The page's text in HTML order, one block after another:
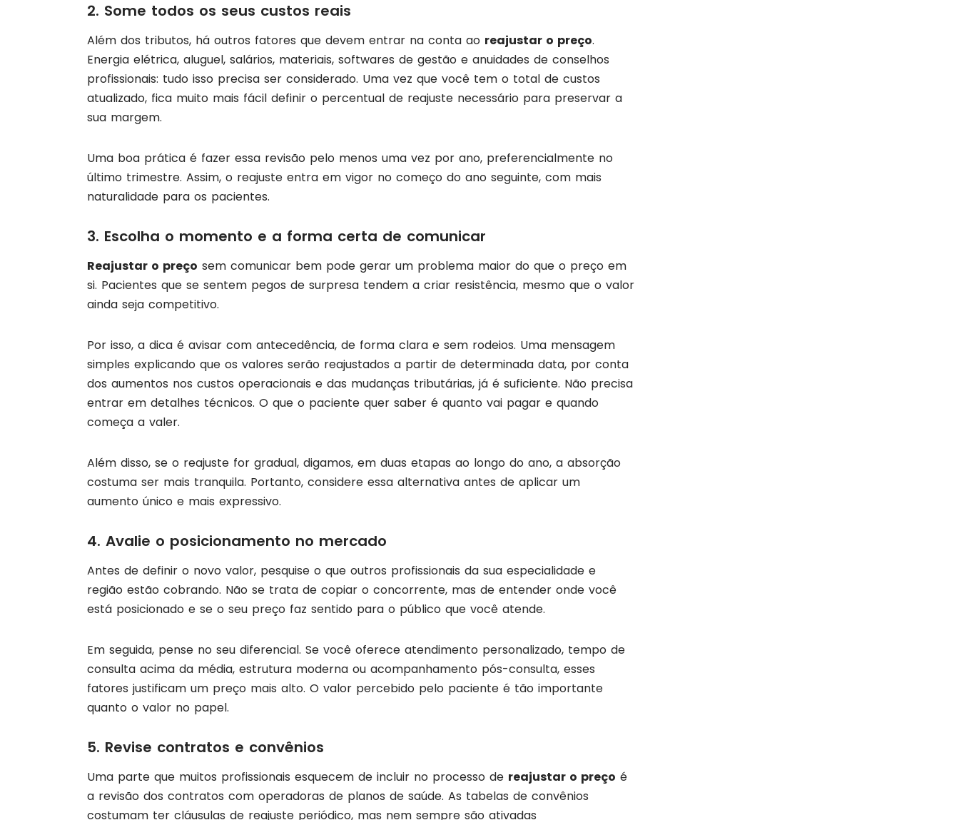
2. Some todos os seus custos reais
Além dos tributos, há outros fatores que devem entrar na conta ao reajustar o preço.
Energia elétrica, aluguel, salários, materiais, softwares de gestão e anuidades de conselhos
profissionais: tudo isso precisa ser considerado. Uma vez que você tem o total de custos
atualizado, fica muito mais fácil definir o percentual de reajuste necessário para preservar a
sua margem.
Uma boa prática é fazer essa revisão pelo menos uma vez por ano, preferencialmente no
último trimestre. Assim, o reajuste entra em vigor no começo do ano seguinte, com mais
naturalidade para os pacientes.
3. Escolha o momento e a forma certa de comunicar
Reajustar o preço sem comunicar bem pode gerar um problema maior do que o preço em
si. Pacientes que se sentem pegos de surpresa tendem a criar resistência, mesmo que o valor
ainda seja competitivo.
Por isso, a dica é avisar com antecedência, de forma clara e sem rodeios. Uma mensagem
simples explicando que os valores serão reajustados a partir de determinada data, por conta
dos aumentos nos custos operacionais e das mudanças tributárias, já é suficiente. Não precisa
entrar em detalhes técnicos. O que o paciente quer saber é quanto vai pagar e quando
começa a valer.
Além disso, se o reajuste for gradual, digamos, em duas etapas ao longo do ano, a absorção
costuma ser mais tranquila. Portanto, considere essa alternativa antes de aplicar um
aumento único e mais expressivo.
4. Avalie o posicionamento no mercado
Antes de definir o novo valor, pesquise o que outros profissionais da sua especialidade e
região estão cobrando. Não se trata de copiar o concorrente, mas de entender onde você
está posicionado e se o seu preço faz sentido para o público que você atende.
Em seguida, pense no seu diferencial. Se você oferece atendimento personalizado, tempo de
consulta acima da média, estrutura moderna ou acompanhamento pós-consulta, esses
fatores justificam um preço mais alto. O valor percebido pelo paciente é tão importante
quanto o valor no papel.
5. Revise contratos e convênios
Uma parte que muitos profissionais esquecem de incluir no processo de reajustar o preço é
a revisão dos contratos com operadoras de planos de saúde. As tabelas de convênios
costumam ter cláusulas de reajuste periódico, mas nem sempre são ativadas